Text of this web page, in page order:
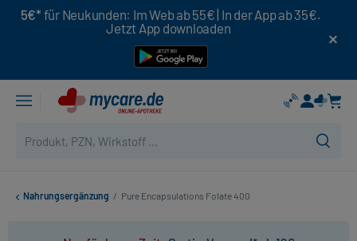
5€* für Neukunden: Im Web ab 55€ | In der App ab 35€.
Jetzt App downloaden
Nahrungsergänzung / Pure Encapsulations Folate 400